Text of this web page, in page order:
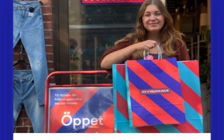
Webbshop
Butiker
Lämna in
Vårt överskott
Inlämningsplatser
Om Myrorna
Lediga jobb
Pressrum